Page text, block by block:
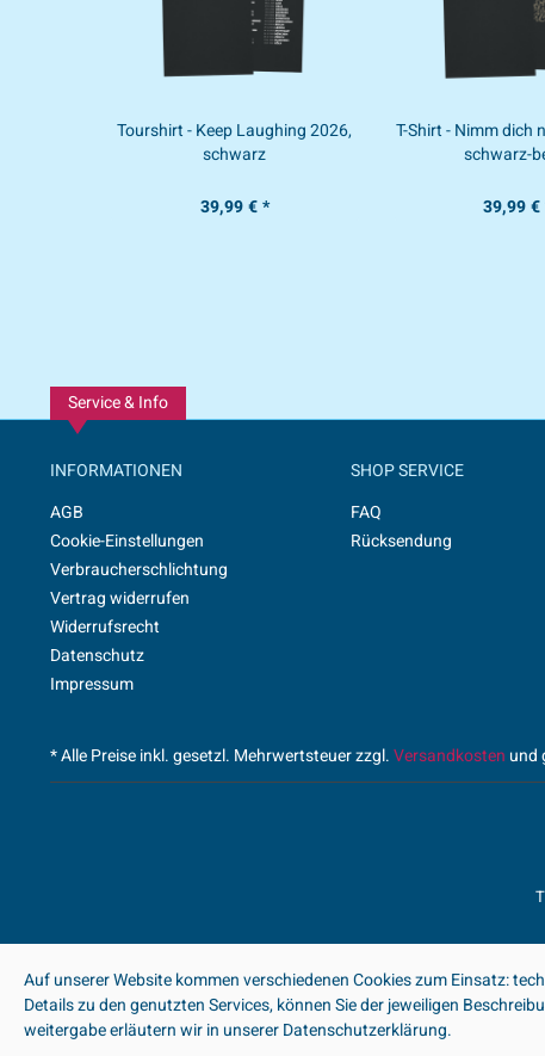
Tourshirt - Keep Laughing 2026,
schwarz
39,99 € *
T-Shirt - Nimm dich
schwarz-
39,99
Service & Info
INFORMATIONEN
AGB
Cookie-Einstellungen
Verbraucherschlichtung
Vertrag widerrufen
Widerrufsrecht
Datenschutz
Impressum
SHOP SERVICE
FAQ
Rücksendung
* Alle Preise inkl. gesetzl. Mehrwertsteuer zzgl.Versandkosten und
Auf unserer Website kommen verschiedenen Cookies zum Einsatz:
Details zu den genutzten Services, können Sie der jeweiligen
weitergabe erläutern wir in unserer Datenschutzerklärung.